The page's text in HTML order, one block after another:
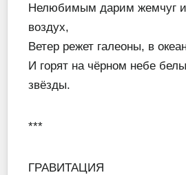
Нелюбимым дарим жемчуг
воздух,
Ветер режет галеоны, в
И горят на чёрном небе
звёзды.
***
ГРАВИТАЦИЯ